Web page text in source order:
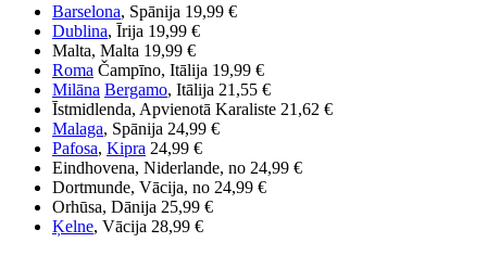
Barselona, Spānija 19,99 €
Dublina, Īrija 19,99 €
Malta, Malta 19,99 €
Roma Čampīno, Itālija 19,99 €
Milāna Bergamo, Itālija 21,55 €
Īstmidlenda, Apvienotā Karaliste 21,62 €
Malaga, Spānija 24,99 €
Pafosa, Kipra 24,99 €
Eindhovena, Niderlande, no 24,99 €
Dortmunde, Vācija, no 24,99 €
Orhūsa, Dānija 25,99 €
Ķelne, Vācija 28,99 €